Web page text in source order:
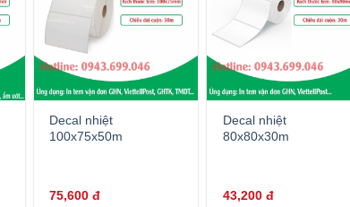
Decal nhiệt
100x75x50m
75,600đ
Decal nhiệt
80x80x30m
43,200 đ